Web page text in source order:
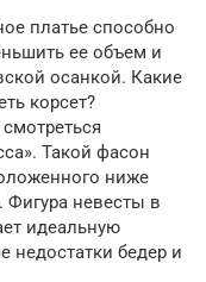
платье способно
ее объем и
осанкой. Какие
корсет?
Такой фасон
ниже
невесты в
идеальную
недостатки бедер и